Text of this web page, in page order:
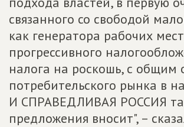
связанного со свободой
как генератора рабочих
прогрессивного
налога на роскошь, с общим
потребительского рынка в
И СПРАВЕДЛИВАЯ РОССИЯ
предложения вносит", –